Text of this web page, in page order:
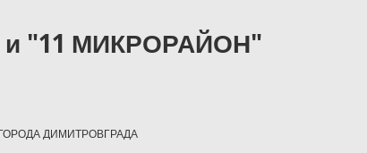
"11 МИКРОРАЙОН"
ДИМИТРОВГРАДА